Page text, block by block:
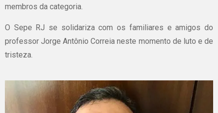
membros da categoria.
O Sepe RJ se solidariza com os familiares e amigos do
professor Jorge Antônio Correia neste momento de luto e de
tristeza.